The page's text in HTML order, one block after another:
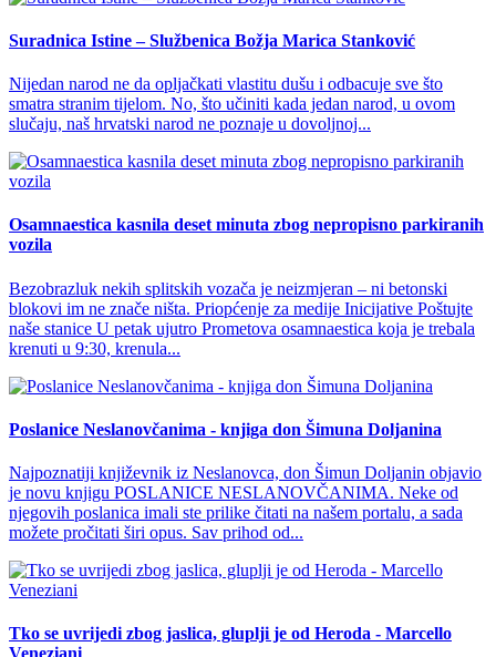
Suradnica Istine – Službenica Božja Marica Stanković
Nijedan narod ne da opljačkati vlastitu dušu i odbacuje sve što
smatra stranim tijelom. No, što učiniti kada jedan narod, u ovom
slučaju, naš hrvatski narod ne poznaje u dovoljnoj...
Osamnaestica kasnila deset minuta zbog nepropisno parkiranih
vozila
Bezobrazluk nekih splitskih vozača je neizmjeran – ni betonski
blokovi im ne znače ništa. Priopćenje za medije Inicijative Poštujte
naše stanice U petak ujutro Prometova osamnaestica koja je trebala
krenuti u 9:30, krenula...
Poslanice Neslanovčanima - knjiga don Šimuna Doljanina
Najpoznatiji književnik iz Neslanovca, don Šimun Doljanin objavio
je novu knjigu POSLANICE NESLANOVČANIMA. Neke od
njegovih poslanica imali ste prilike čitati na našem portalu, a sada
možete pročitati širi opus. Sav prihod od...
Tko se uvrijedi zbog jaslica, gluplji je od Heroda - Marcello